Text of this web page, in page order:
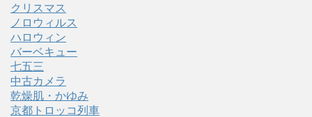
クリスマス
ノロウィルス
ハロウィン
バーベキュー
七五三
中古カメラ
乾燥肌・かゆみ
京都トロッコ列車